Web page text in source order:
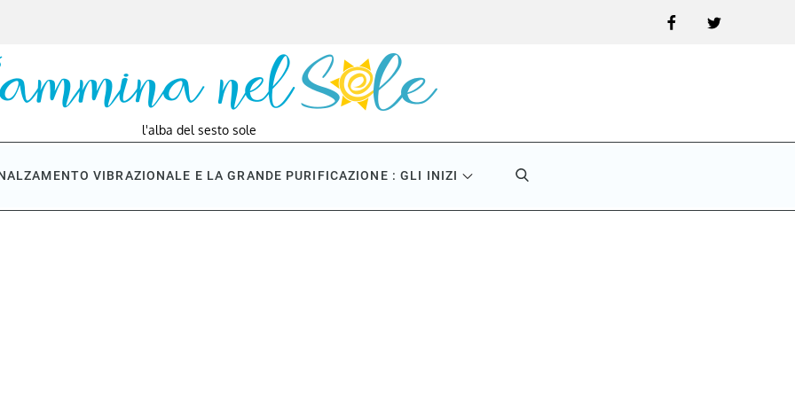
FacebookTwitter
l'alba del sesto sole
VIBRAZIONALE E LA GRANDE PURIFICAZIONE : GLI INIZI